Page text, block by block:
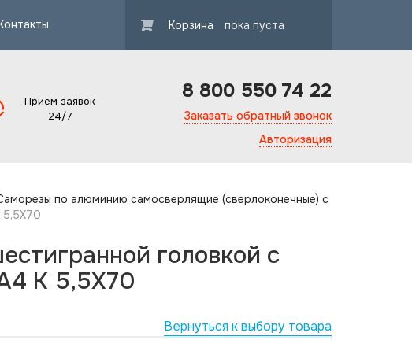
Корзина пока пуста
Приём заявок
24/7
8 800 550 74 22
Заказать обратный звонок
Авторизация
по алюминию самосверлящие (сверлоконечные) с
головкой с
K 5,5X70
Вернуться к выбору товара